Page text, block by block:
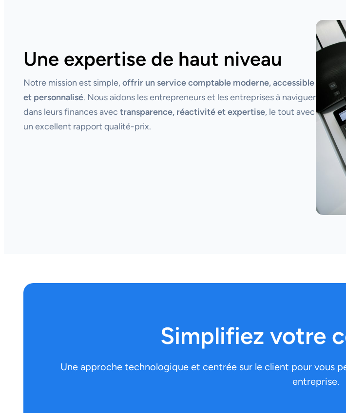
Une expertise de haut niveau
Notre mission est simple,offrir un service comptable moderne, accessible
et personnalisé. Nous aidons les entrepreneurs et les entreprises à naviguer
dans leurs finances avec transparence, réactivité et expertise, le tout avec
un excellent rapport qualité-prix.
Simplifiez votre
Une approche technologique et centrée sur le client pour vous
entreprise.